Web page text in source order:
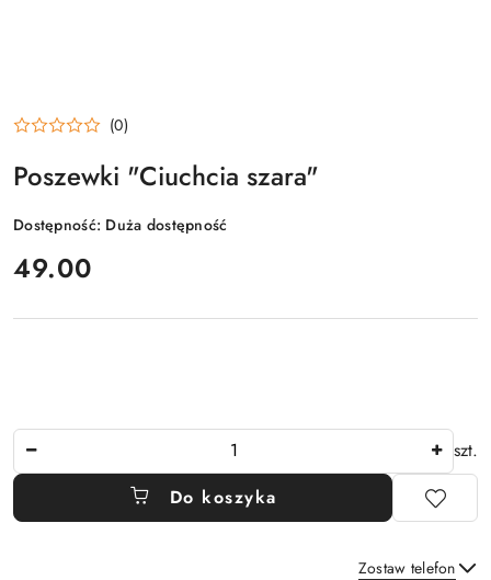
(0)
Poszewki "Ciuchcia szara"
Dostępność: Duża dostępność
cena:
49.00
szt.
Do koszyka
Zostaw telefon